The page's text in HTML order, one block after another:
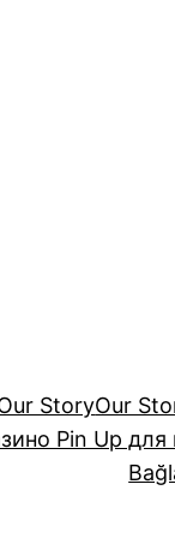
StoryOur
Pin Up для